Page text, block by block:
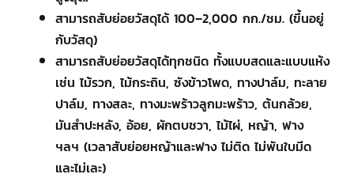
สามารถสับย่อยวัสดุได้ 100–2,000 กก./ชม. (ขึ้นอยู่
กับวัสดุ)
สามารถสับย่อยวัสดุได้ทุกชนิด ทั้งแบบสดและแบบแห้ง
เช่น ไม้รวก, ไม้กระถิน, ซังข้าวโพด, ทางปาล์ม, ทะลาย
ปาล์ม, ทางสละ, ทางมะพร้าวลูกมะพร้าว, ต้นกล้วย,
มันสำปะหลัง, อ้อย, ผักตบชวา, ไม้ไผ่, หญ้า, ฟาง
ฯลฯ (เวลาสับย่อยหญ้าและฟาง ไม่ติด ไม่พันใบมีด
และไม่เละ)